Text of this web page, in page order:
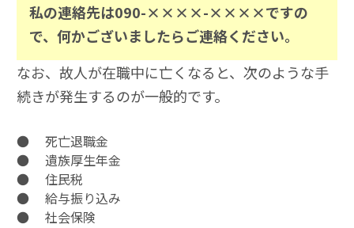
私の連絡先は090-××××-××××ですの
で、何かございましたらご連絡ください。
なお、故人が在職中に亡くなると、次のような手
続きが発生するのが一般的です。
● 死亡退職金
● 遺族厚生年金
● 住民税
● 給与振り込み
● 社会保険